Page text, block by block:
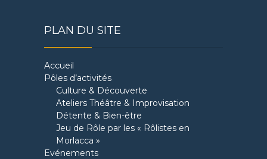
PLAN DU SITE
Accueil
Pôles d’activités
Culture & Découverte
Ateliers Théâtre & Improvisation
Détente & Bien-être
Jeu de Rôle par les « Rôlistes en
Morlacca »
Evénements